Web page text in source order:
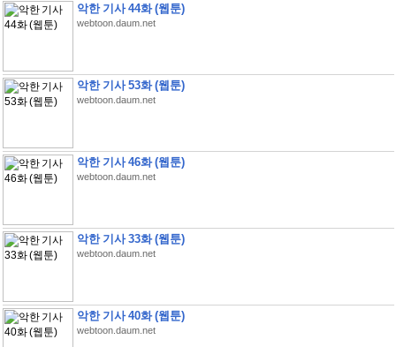
악한 기사 44화 (웹툰)
webtoon.daum.net
악한 기사 53화 (웹툰)
webtoon.daum.net
악한 기사 46화 (웹툰)
webtoon.daum.net
악한 기사 33화 (웹툰)
webtoon.daum.net
악한 기사 40화 (웹툰)
webtoon.daum.net